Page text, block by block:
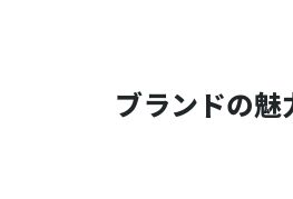
ブランドの魅